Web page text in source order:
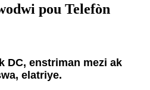
pou Telefòn
DC, enstriman mezi ak
elatriye.